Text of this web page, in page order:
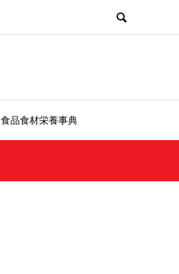
食品食材栄養事典